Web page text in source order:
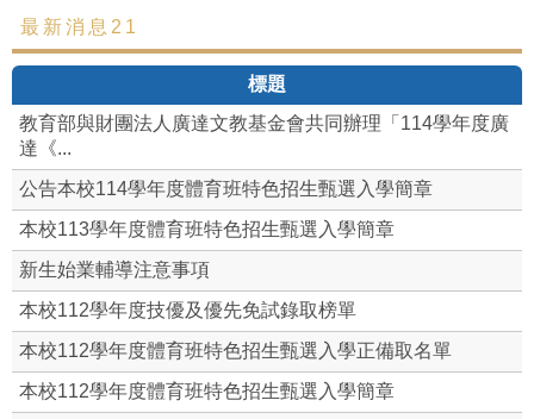
最新消息
最新消息21
標題
教育部與財團法人廣達文教基金會共同辦理「114學年度廣
達《...
公告本校114學年度體育班特色招生甄選入學簡章
本校113學年度體育班特色招生甄選入學簡章
新生始業輔導注意事項
本校112學年度技優及優先免試錄取榜單
本校112學年度體育班特色招生甄選入學正備取名單
本校112學年度體育班特色招生甄選入學簡章